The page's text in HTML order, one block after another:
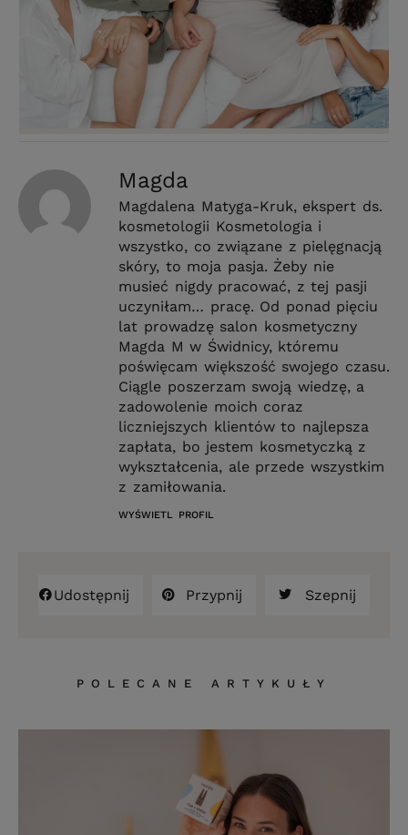
Magda
Magdalena Matyga-Kruk, ekspert ds.
kosmetologii Kosmetologia i
wszystko, co związane z pielęgnacją
skóry, to moja pasja. Żeby nie
musieć nigdy pracować, z tej pasji
uczyniłam… pracę. Od ponad pięciu
lat prowadzę salon kosmetyczny
Magda M w Świdnicy, któremu
poświęcam większość swojego czasu.
Ciągle poszerzam swoją wiedzę, a
zadowolenie moich coraz
liczniejszych klientów to najlepsza
zapłata, bo jestem kosmetyczką z
wykształcenia, ale przede wszystkim
z zamiłowania.
WYŚWIETL PROFIL
Udostępnij Przypnij Szepnij
POLECANE ARTYKUŁY